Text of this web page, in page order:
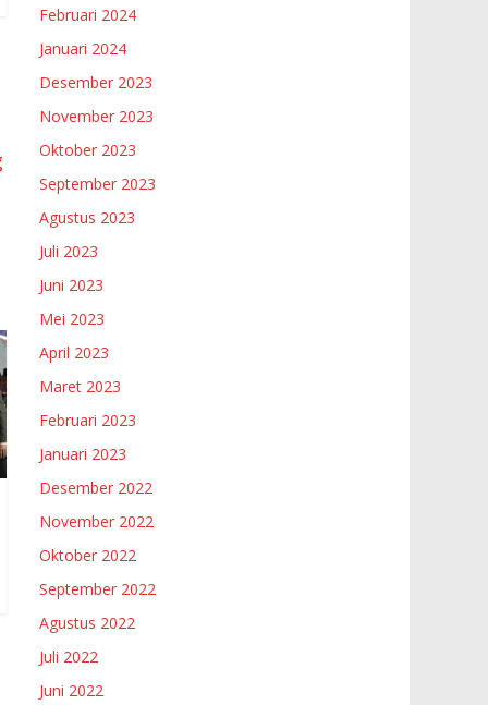
Februari 2024
Januari 2024
Desember 2023
November 2023
Oktober 2023
September 2023
Agustus 2023
Juli 2023
Juni 2023
Mei 2023
April 2023
Maret 2023
Februari 2023
Januari 2023
Desember 2022
November 2022
Oktober 2022
September 2022
Agustus 2022
Juli 2022
Juni 2022